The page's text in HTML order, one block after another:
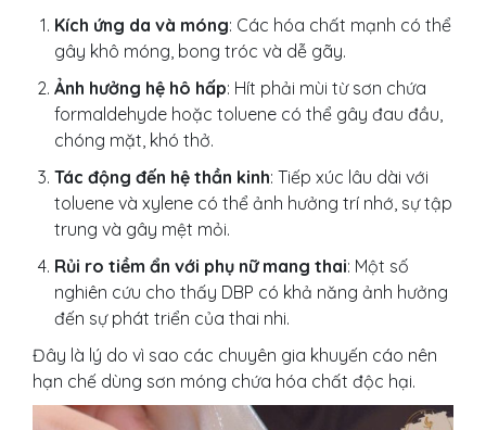
Kích ứng da và móng: Các hóa chất mạnh có thể
gây khô móng, bong tróc và dễ gãy.
Ảnh hưởng hệ hô hấp: Hít phải mùi từ sơn chứa
formaldehyde hoặc toluene có thể gây đau đầu,
chóng mặt, khó thở.
Tác động đến hệ thần kinh: Tiếp xúc lâu dài với
toluene và xylene có thể ảnh hưởng trí nhớ, sự tập
trung và gây mệt mỏi.
Rủi ro tiềm ẩn với phụ nữ mang thai: Một số
nghiên cứu cho thấy DBP có khả năng ảnh hưởng
đến sự phát triển của thai nhi.
Đây là lý do vì sao các chuyên gia khuyến cáo nên
hạn chế dùng sơn móng chứa hóa chất độc hại.